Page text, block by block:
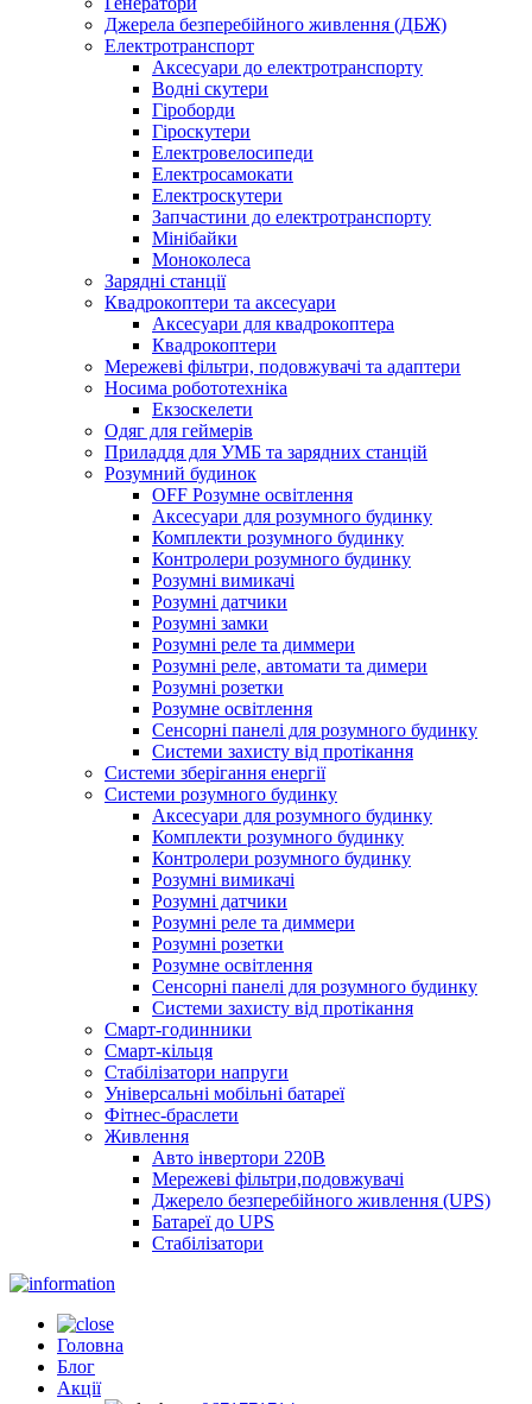
Джерела безперебійного живлення (ДБЖ)
Електротранспорт
Аксесуари до електротранспорту
Водні скутери
Гіроборди
Гіроскутери
Електровелосипеди
Електросамокати
Електроскутери
Запчастини до електротранспорту
Мінібайки
Моноколеса
Зарядні станції
Квадрокоптери та аксесуари
Аксесуари для квадрокоптера
Квадрокоптери
Мережеві фільтри, подовжувачі та адаптери
Носима робототехніка
Екзоскелети
Одяг для геймерів
Приладдя для УМБ та зарядних станцій
Розумний будинок
OFF Розумне освітлення
Аксесуари для розумного будинку
Комплекти розумного будинку
Контролери розумного будинку
Розумні вимикачі
Розумні датчики
Розумні замки
Розумні реле та диммери
Розумні реле, автомати та димери
Розумні розетки
Розумне освітлення
Сенсорні панелі для розумного будинку
Системи захисту від протікання
Системи зберігання енергії
Системи розумного будинку
Аксесуари для розумного будинку
Комплекти розумного будинку
Контролери розумного будинку
Розумні вимикачі
Розумні датчики
Розумні реле та диммери
Розумні розетки
Розумне освітлення
Сенсорні панелі для розумного будинку
Системи захисту від протікання
Смарт-годинники
Смарт-кільця
Стабілізатори напруги
Універсальні мобільні батареї
Фітнес-браслети
Живлення
Авто інвертори 220В
Мережеві фільтри,подовжувачі
Джерело безперебійного живлення (UPS)
Батареї до UPS
Стабілізатори
Головна
Блог
Акції